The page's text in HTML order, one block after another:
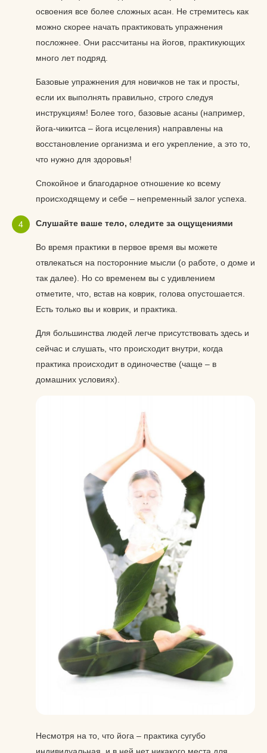
освоения все более сложных асан. Не стремитесь как
можно скорее начать практиковать упражнения
посложнее. Они рассчитаны на йогов, практикующих
много лет подряд.
Базовые упражнения для новичков не так и просты,
если их выполнять правильно, строго следуя
инструкциям! Более того, базовые асаны (например,
йога-чикитса – йога исцеления) направлены на
восстановление организма и его укрепление, а это то,
что нужно для здоровья!
Спокойное и благодарное отношение ко всему
происходящему и себе – непременный залог успеха.
Слушайте ваше тело, следите за ощущениями
Во время практики в первое время вы можете
отвлекаться на посторонние мысли (о работе, о доме и
так далее). Но со временем вы с удивлением
отметите, что, встав на коврик, голова опустошается.
Есть только вы и коврик, и практика.
Для большинства людей легче присутствовать здесь и
сейчас и слушать, что происходит внутри, когда
практика происходит в одиночестве (чаще – в
домашних условиях).
Несмотря на то, что йога – практика сугубо